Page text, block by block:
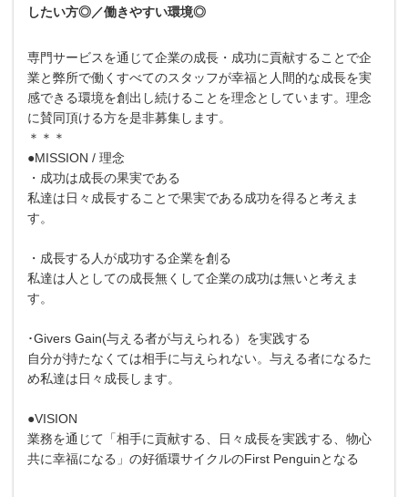
したい方◎／働きやすい環境◎
専門サービスを通じて企業の成長・成功に貢献することで企
業と弊所で働くすべてのスタッフが幸福と人間的な成長を実
感できる環境を創出し続けることを理念としています。理念
に賛同頂ける方を是非募集します。
＊＊＊
●MISSION / 理念
・成功は成長の果実である
私達は日々成長することで果実である成功を得ると考えま
す。
・成長する人が成功する企業を創る
私達は人としての成長無くして企業の成功は無いと考えま
す。
･Givers Gain(与える者が与えられる）を実践する
自分が持たなくては相手に与えられない。与える者になるた
め私達は日々成長します。
●VISION
業務を通じて「相手に貢献する、日々成長を実践する、物心
共に幸福になる」の好循環サイクルのFirst Penguinとなる